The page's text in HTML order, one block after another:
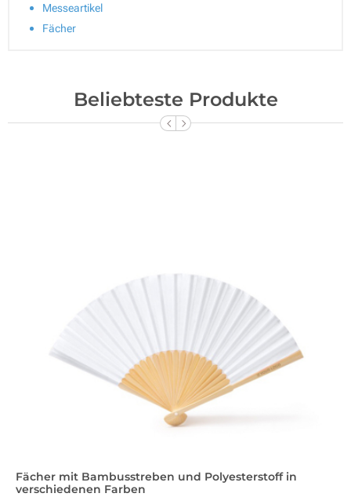
Messeartikel
Fächer
Beliebteste Produkte
Fächer mit Bambusstreben und Polyesterstoff in
verschiedenen Farben